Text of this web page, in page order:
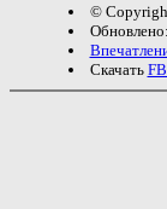
©
Скачать